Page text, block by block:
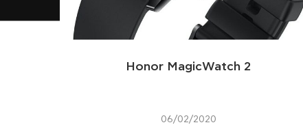
Honor MagicWatch 2
06/02/2020